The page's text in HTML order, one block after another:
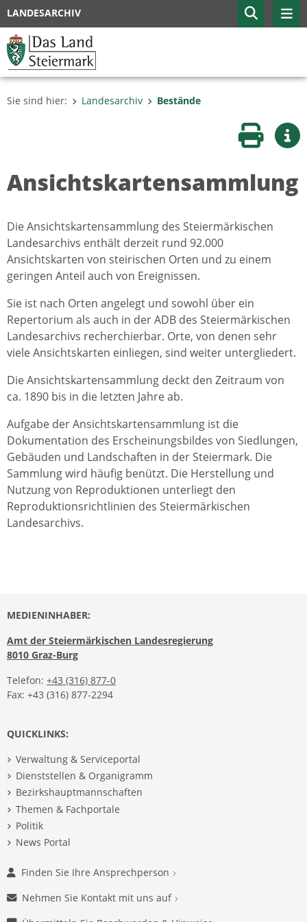
LANDESARCHIV
Sie sind hier: Landesarchiv Bestände
Seite
Ansichtskartensammlung
Die Ansichtskartensammlung des Steiermärkischen
Landesarchivs enthält derzeit rund 92.000
Ansichtskarten von steirischen Orten und zu einem
geringen Anteil auch von Ereignissen.
Sie ist nach Orten angelegt und sowohl über ein
Repertorium als auch in der ADB des Steiermärkischen
Landesarchivs recherchierbar. Orte, von denen sehr
viele Ansichtskarten einliegen, sind weiter untergliedert.
Die Ansichtskartensammlung deckt den Zeitraum von
ca. 1890 bis in die letzten Jahre ab.
Aufgabe der Ansichtskartensammlung ist die
Dokumentation des Erscheinungsbildes von Siedlungen,
Gebäuden und Landschaften in der Steiermark. Die
Sammlung wird häufig benützt. Die Herstellung und
Nutzung von Reproduktionen unterliegt den
Reproduktionsrichtlinien des Steiermärkischen
Landesarchivs.
MEDIENINHABER:
Amt der Steiermärkischen Landesregierung
8010 Graz-Burg
Telefon: +43 (316) 877-0
Fax: +43 (316) 877-2294
QUICKLINKS:
Verwaltung & Serviceportal
Dienststellen & Organigramm
Bezirkshauptmannschaften
Themen & Fachportale
Politik
News Portal
Finden Sie Ihre Ansprechperson
Nehmen Sie Kontakt mit uns auf